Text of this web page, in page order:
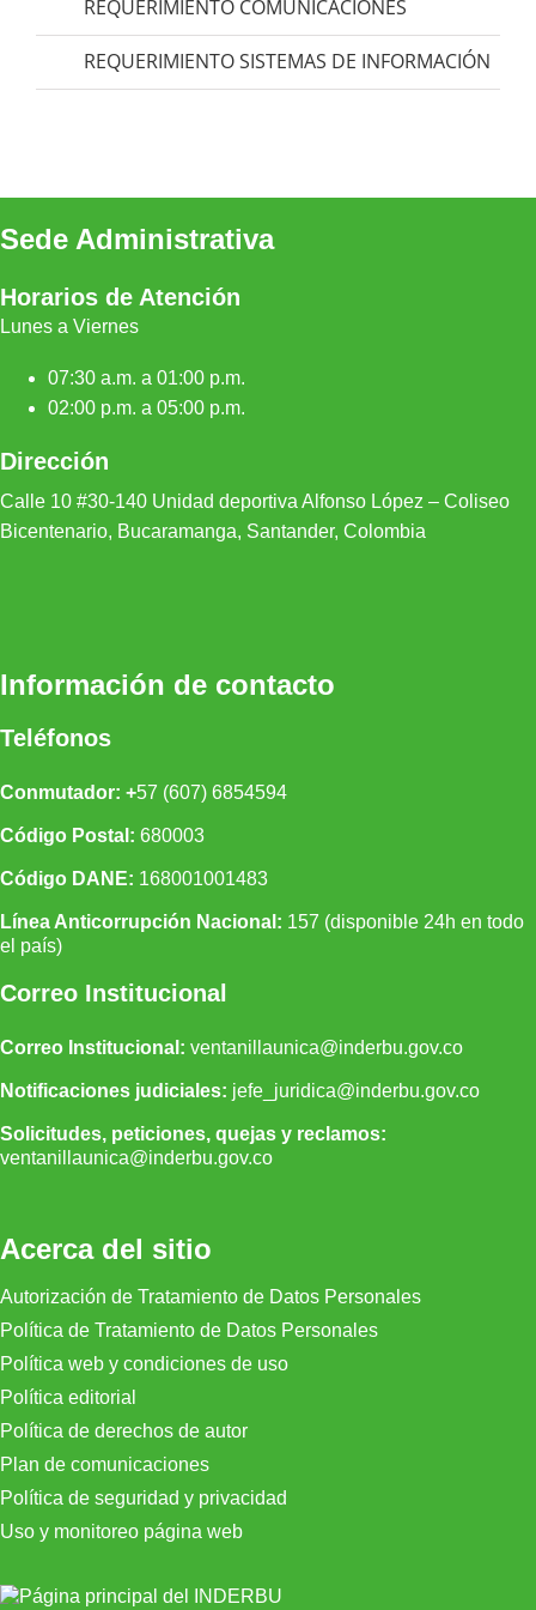
REQUERIMIENTO COMUNICACIONES
REQUERIMIENTO SISTEMAS DE INFORMACIÓN
Sede Administrativa
Horarios de Atención
Lunes a Viernes
07:30 a.m. a 01:00 p.m.
02:00 p.m. a 05:00 p.m.
Dirección
Calle 10 #30-140 Unidad deportiva Alfonso López – Coliseo
Bicentenario, Bucaramanga, Santander, Colombia
Información de contacto
Teléfonos
Conmutador: +57 (607) 6854594
Código Postal: 680003
Código DANE: 168001001483
Línea Anticorrupción Nacional: 157 (disponible 24h en todo
el país)
Correo Institucional
Correo Institucional: ventanillaunica@inderbu.gov.co
Notificaciones judiciales: jefe_juridica@inderbu.gov.co
Solicitudes, peticiones, quejas y reclamos:
ventanillaunica@inderbu.gov.co
Acerca del sitio
Autorización de Tratamiento de Datos Personales
Política de Tratamiento de Datos Personales
Política web y condiciones de uso
Política editorial
Política de derechos de autor
Plan de comunicaciones
Política de seguridad y privacidad
Uso y monitoreo página web